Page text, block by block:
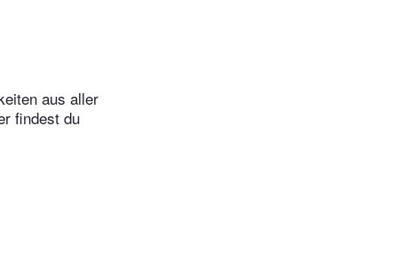
aus aller
findest du